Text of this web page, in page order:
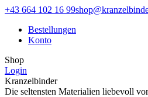
Zum
springen
Facebook
opens
window
Instagram
opens
window
+43 664 102 16 99
Bestellungen
Konto
Shop
Login
Kranzelbinder
Die seltensten Materialien liebevoll